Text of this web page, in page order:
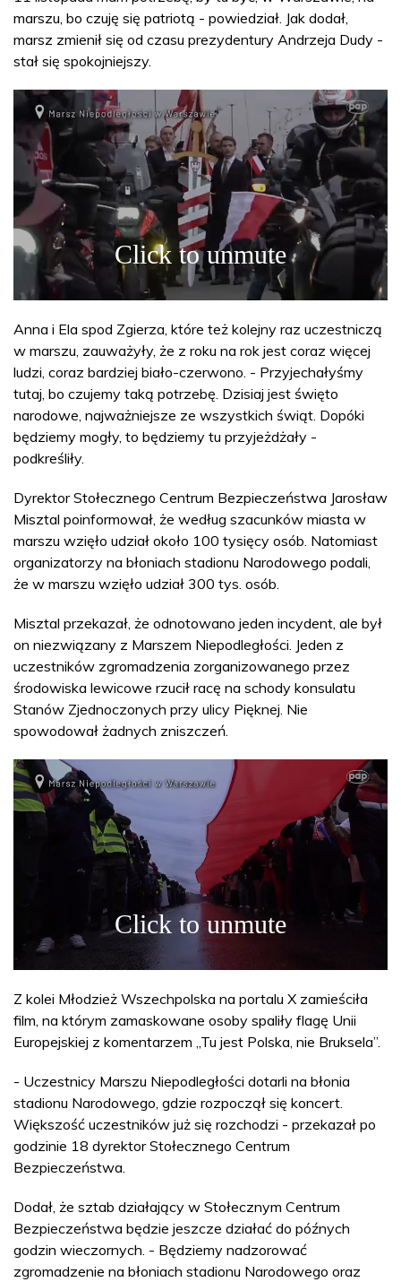
marszu, bo czuję się patriotą - powiedział. Jak dodał,
marsz zmienił się od czasu prezydentury Andrzeja Dudy -
stał się spokojniejszy.
Anna i Ela spod Zgierza, które też kolejny raz uczestniczą
w marszu, zauważyły, że z roku na rok jest coraz więcej
ludzi, coraz bardziej biało-czerwono. - Przyjechałyśmy
tutaj, bo czujemy taką potrzebę. Dzisiaj jest święto
narodowe, najważniejsze ze wszystkich świąt. Dopóki
będziemy mogły, to będziemy tu przyjeżdżały -
podkreśliły.
Dyrektor Stołecznego Centrum Bezpieczeństwa Jarosław
Misztal poinformował, że według szacunków miasta w
marszu wzięło udział około 100 tysięcy osób. Natomiast
organizatorzy na błoniach stadionu Narodowego podali,
że w marszu wzięło udział 300 tys. osób.
Misztal przekazał, że odnotowano jeden incydent, ale był
on niezwiązany z Marszem Niepodległości. Jeden z
uczestników zgromadzenia zorganizowanego przez
środowiska lewicowe rzucił racę na schody konsulatu
Stanów Zjednoczonych przy ulicy Pięknej. Nie
spowodował żadnych zniszczeń.
Z kolei Młodzież Wszechpolska na portalu X zamieściła
film, na którym zamaskowane osoby spaliły flagę Unii
Europejskiej z komentarzem „Tu jest Polska, nie Bruksela”.
- Uczestnicy Marszu Niepodległości dotarli na błonia
stadionu Narodowego, gdzie rozpoczął się koncert.
Większość uczestników już się rozchodzi - przekazał po
godzinie 18 dyrektor Stołecznego Centrum
Bezpieczeństwa.
Dodał, że sztab działający w Stołecznym Centrum
Bezpieczeństwa będzie jeszcze działać do późnych
godzin wieczornych. - Będziemy nadzorować
zgromadzenie na błoniach stadionu Narodowego oraz